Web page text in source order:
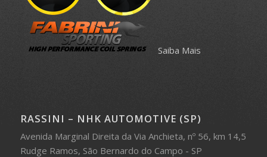
Saiba Mais
RASSINI – NHK AUTOMOTIVE (SP)
Avenida Marginal Direita da Via Anchieta, nº 56, km 14,5
Rudge Ramos, São Bernardo do Campo - SP